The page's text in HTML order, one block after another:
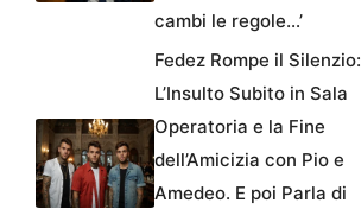
cambi le regole…’
Fedez Rompe il Silenzio:
L’Insulto Subito in Sala
Operatoria e la Fine
dell’Amicizia con Pio e
Amedeo. E poi Parla di